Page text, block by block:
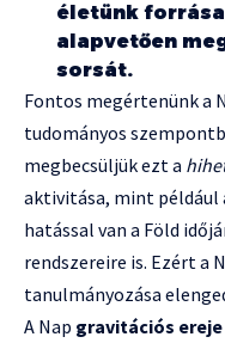
életünk
alapvetően
sorsát.
Fontos megértenünk a
tudományos
megbecsüljük ezt a
aktivitása, mint például
hatással van a Föld
rendszereire is. Ezért a
tanulmányozása
A Nap gravitációs ereje